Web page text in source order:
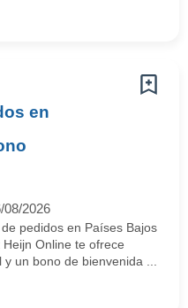
en
08/2026
pedidos en Países Bajos
Online te ofrece
un bono de bienvenida ...